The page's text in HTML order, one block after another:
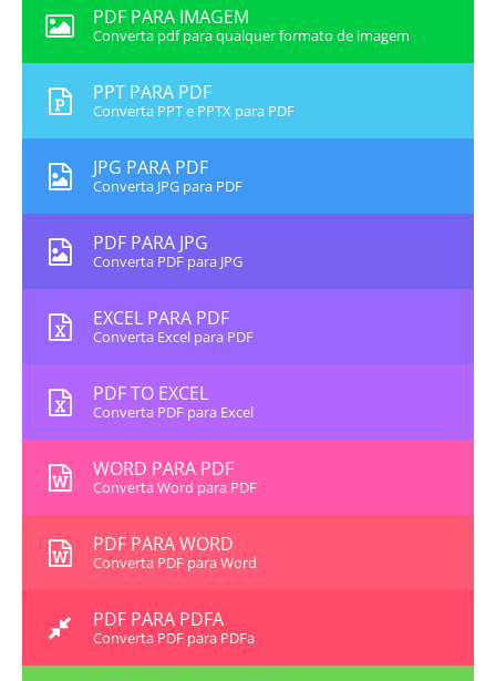
PDF PARA IMAGEM
Converta pdf para qualquer formato de imagem
PPT PARA PDF
Converta PPT e PPTX para PDF
JPG PARA PDF
Converta JPG para PDF
PDF PARA JPG
Converta PDF para JPG
EXCEL PARA PDF
Converta Excel para PDF
PDF TO EXCEL
Converta PDF para Excel
WORD PARA PDF
Converta Word para PDF
PDF PARA WORD
Converta PDF para Word
PDF PARA PDFA
Converta PDF para PDFa